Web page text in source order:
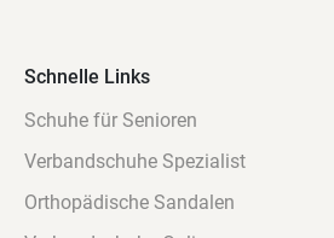
Schnelle Links
Schuhe für Senioren
Verbandschuhe Spezialist
Orthopädische Sandalen